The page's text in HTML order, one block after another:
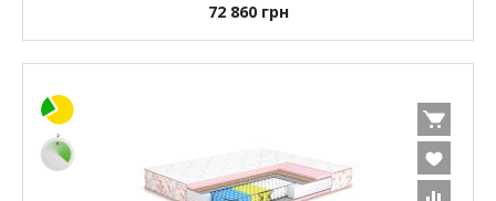
72 860 грн